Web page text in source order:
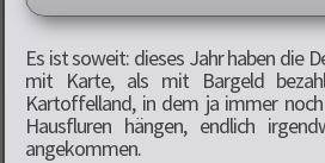
Es ist soweit: dieses Jahr haben die
mit Karte, als mit Bargeld
Kartoffelland, in dem ja immer noch
Hausfluren hängen, endlich
angekommen.